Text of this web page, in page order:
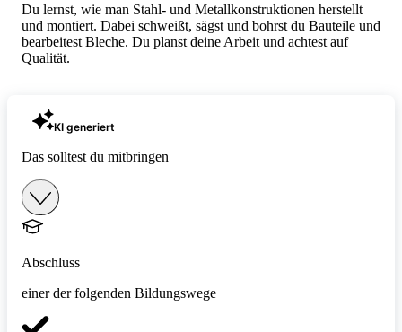
Du lernst, wie man Stahl- und Metallkonstruktionen herstellt
und montiert. Dabei schweißt, sägst und bohrst du Bauteile und
bearbeitest Bleche. Du planst deine Arbeit und achtest auf
Qualität.
KI generiert
Das solltest du mitbringen
Abschluss
einer der folgenden Bildungswege